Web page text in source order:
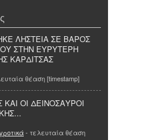
ΛΗΣΤΕΙΑ ΣΕ ΒΑΡΟΣ
ΣΤΗΝ ΕΥΡΥΤΕΡΗ
ΚΑΡΔΙΤΣΑΣ
θέαση [timestamp]
ΟΙ ΔΕΙΝΟΣΑΥΡΟΙ
- τελευταία θέαση